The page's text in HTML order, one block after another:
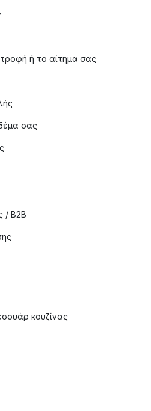
ή το αίτημα σας
σας
/ B2B
κουζίνας